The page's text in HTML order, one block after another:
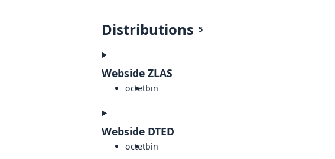
Distributions 5
Webside ZLAS
octetbin
Webside DTED
octetbin